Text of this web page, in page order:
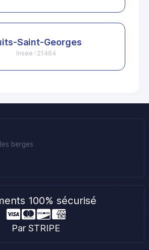
Saint-Georges
Insee : 21464
berges
100% sécurisé
Par STRIPE